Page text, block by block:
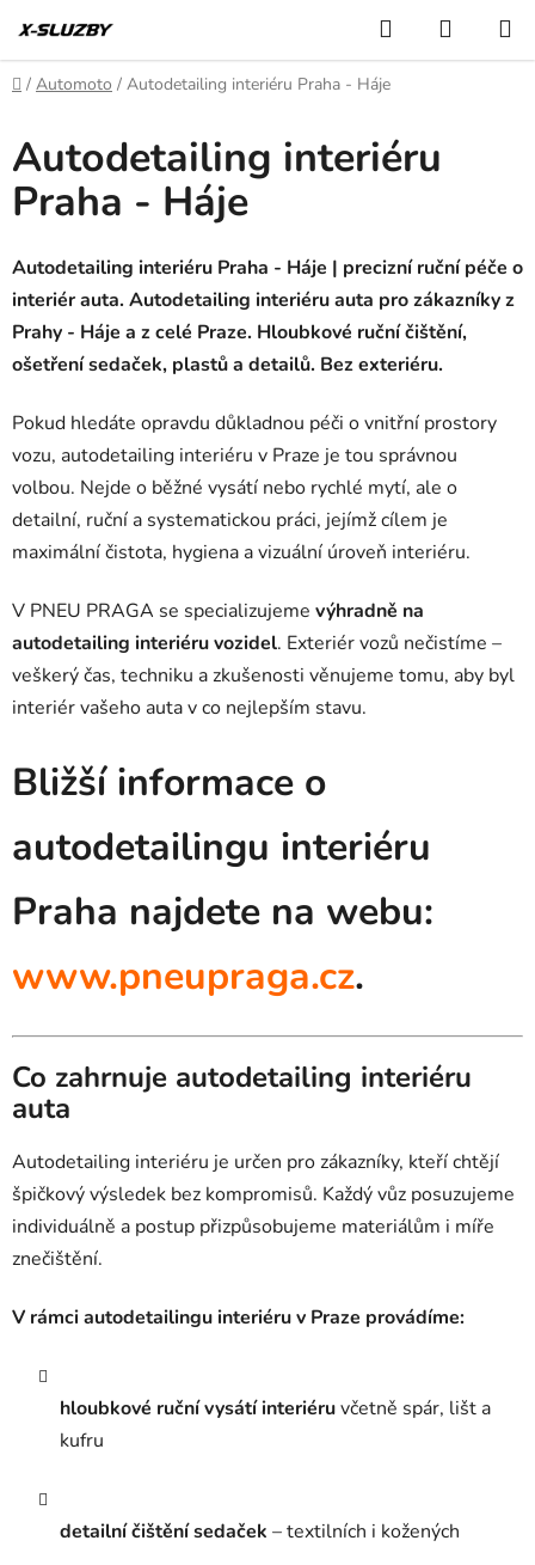
na
obsah
Hledat
KOŠÍK
Domů
/ Automoto / Autodetailing interiéru Praha - Háje
Autodetailing interiéru
Praha - Háje
Autodetailing interiéru Praha - Háje | precizní ruční péče o
interiér auta. Autodetailing interiéru auta pro zákazníky z
Prahy - Háje a z celé Praze. Hloubkové ruční čištění,
ošetření sedaček, plastů a detailů. Bez exteriéru.
Pokud hledáte opravdu důkladnou péči o vnitřní prostory
vozu, autodetailing interiéru v Praze je tou správnou
volbou. Nejde o běžné vysátí nebo rychlé mytí, ale o
detailní, ruční a systematickou práci, jejímž cílem je
maximální čistota, hygiena a vizuální úroveň interiéru.
V PNEU PRAGA se specializujeme výhradně na
autodetailing interiéru vozidel. Exteriér vozů nečistíme –
veškerý čas, techniku a zkušenosti věnujeme tomu, aby byl
interiér vašeho auta v co nejlepším stavu.
Bližší informace o
autodetailingu interiéru
Praha najdete na webu:
www.pneupraga.cz.
Co zahrnuje autodetailing interiéru
auta
Autodetailing interiéru je určen pro zákazníky, kteří chtějí
špičkový výsledek bez kompromisů. Každý vůz posuzujeme
individuálně a postup přizpůsobujeme materiálům i míře
znečištění.
V rámci autodetailingu interiéru v Praze provádíme:
hloubkové ruční vysátí interiéruvčetně spár, lišt a
kufru
detailní čištění sedaček – textilních i kožených